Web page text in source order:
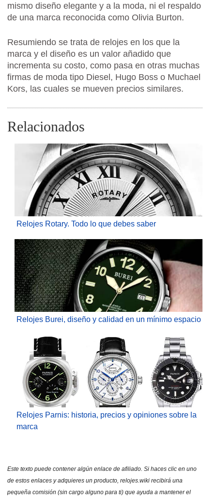
mismo diseño elegante y a la moda, ni el respaldo
de una marca reconocida como Olivia Burton.
Resumiendo se trata de relojes en los que la
marca y el diseño es un valor añadido que
incrementa su costo, como pasa en otras muchas
firmas de moda tipo Diesel, Hugo Boss o Muchael
Kors, las cuales se mueven precios similares.
Relacionados
Relojes Rotary. Todo lo que debes saber
Relojes Burei, diseño y calidad en un mínimo espacio
Relojes Parnis: historia, precios y opiniones sobre la
marca
Este texto puede contener algún enlace de afiliado. Si haces clic en uno
de estos enlaces y adquieres un producto, relojes.wiki recibirá una
pequeña comisión (sin cargo alguno para ti) que ayuda a mantener el